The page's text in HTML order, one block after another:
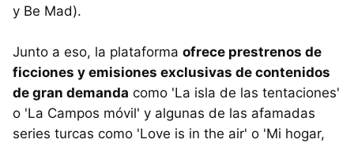
y Be Mad).
Junto a eso, la plataforma ofrece prestrenos de
ficciones y emisiones exclusivas de contenidos
de gran demanda como 'La isla de las tentaciones'
o 'La Campos móvil' y algunas de las afamadas
series turcas como 'Love is in the air' o 'Mi hogar,